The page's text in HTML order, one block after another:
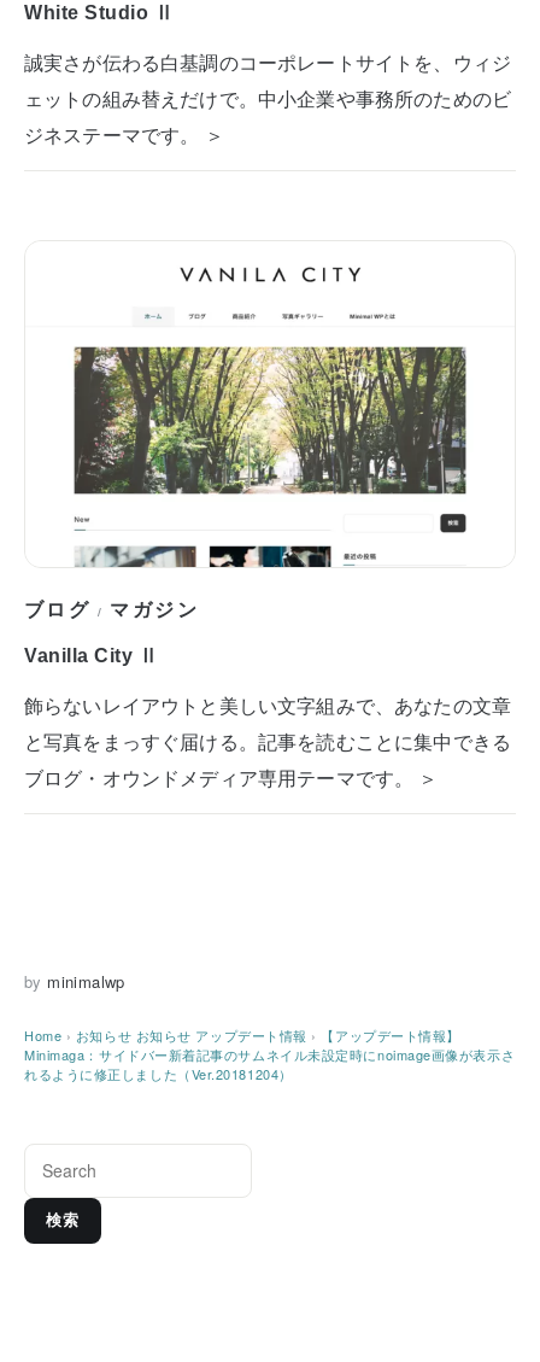
White Studio Ⅱ
誠実さが伝わる白基調のコーポレートサイトを、ウィジ
ェットの組み替えだけで。中小企業や事務所のためのビ
ジネステーマです。 ＞
ブログ / マガジン
Vanilla City Ⅱ
飾らないレイアウトと美しい文字組みで、あなたの文章
と写真をまっすぐ届ける。記事を読むことに集中できる
ブログ・オウンドメディア専用テーマです。 ＞
by minimalwp
Home › お知らせ お知らせ アップデート情報 ›
【アップデート情報】
Minimaga：サイドバー新着記事のサムネイル未設定時にnoimage画像が表示さ
れるように修正しました（Ver.20181204）
検索